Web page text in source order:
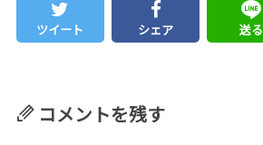
ツイート シェア 送る
コメントを残す